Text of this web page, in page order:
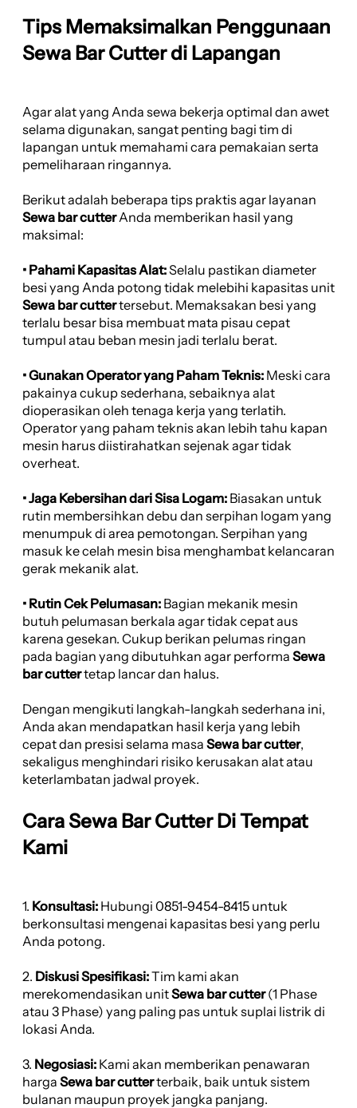
Tips Memaksimalkan Penggunaan
Sewa Bar Cutter di Lapangan
Agar alat yang Anda sewa bekerja optimal dan awet
selama digunakan, sangat penting bagi tim di
lapangan untuk memahami cara pemakaian serta
pemeliharaan ringannya.
Berikut adalah beberapa tips praktis agar layanan
Sewa bar cutterAnda memberikan hasil yang
maksimal:
• Pahami Kapasitas Alat:Selalu pastikan diameter
besi yang Anda potong tidak melebihi kapasitas unit
Sewa bar cuttertersebut. Memaksakan besi yang
terlalu besar bisa membuat mata pisau cepat
tumpul atau beban mesin jadi terlalu berat.
• Gunakan Operator yang Paham Teknis: Meski cara
pakainya cukup sederhana, sebaiknya alat
dioperasikan oleh tenaga kerja yang terlatih.
Operator yang paham teknis akan lebih tahu kapan
mesin harus diistirahatkan sejenak agar tidak
overheat.
• Jaga Kebersihan dari Sisa Logam: Biasakan untuk
rutin membersihkan debu dan serpihan logam yang
menumpuk di area pemotongan. Serpihan yang
masuk ke celah mesin bisa menghambat kelancaran
gerak mekanik alat.
• Rutin Cek Pelumasan: Bagian mekanik mesin
butuh pelumasan berkala agar tidak cepat aus
karena gesekan. Cukup berikan pelumas ringan
pada bagian yang dibutuhkan agar performa Sewa
bar cuttertetap lancar dan halus.
Dengan mengikuti langkah-langkah sederhana ini,
Anda akan mendapatkan hasil kerja yang lebih
cepat dan presisi selama masa Sewa bar cutter,
sekaligus menghindari risiko kerusakan alat atau
keterlambatan jadwal proyek.
Cara Sewa Bar Cutter Di Tempat
Kami
1. Konsultasi: Hubungi 0851-9454-8415 untuk
berkonsultasi mengenai kapasitas besi yang perlu
Anda potong.
2. Diskusi Spesifikasi:Tim kami akan
merekomendasikan unitSewa bar cutter(1 Phase
atau 3 Phase) yang paling pas untuk suplai listrik di
lokasi Anda.
3. Negosiasi: Kami akan memberikan penawaran
harga Sewa bar cutterterbaik, baik untuk sistem
bulanan maupun proyek jangka panjang.